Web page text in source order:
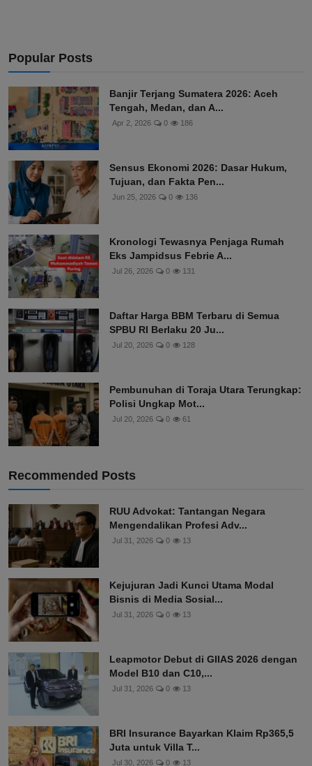
Popular Posts
Banjir Terjang Sumatera 2026: Aceh
Tengah, Medan, dan A...
Apr 2, 2026 0 186
Sensus Ekonomi 2026: Dasar Hukum,
Tujuan, dan Fakta Pen...
Jun 25, 2026 0 136
Kronologi Tewasnya Penjaga Rumah
Eks Jampidsus Febrie A...
Jul 26, 2026 0 131
Daftar Harga BBM Terbaru di Semua
SPBU RI Berlaku 20 Ju...
Jul 20, 2026 0 128
Pembunuhan di Toraja Utara Terungkap:
Polisi Ungkap Mot...
Jul 20, 2026 0 61
Recommended Posts
RUU Advokat: Tantangan Negara
Mengendalikan Profesi Adv...
Jul 31, 2026 0 13
Kejujuran Jadi Kunci Utama Modal
Bisnis di Media Sosial...
Jul 31, 2026 0 13
Leapmotor Debut di GIIAS 2026 dengan
Model B10 dan C10,...
Jul 31, 2026 0 13
BRI Insurance Bayarkan Klaim Rp365,5
Juta untuk Villa T...
Jul 30, 2026 0 13